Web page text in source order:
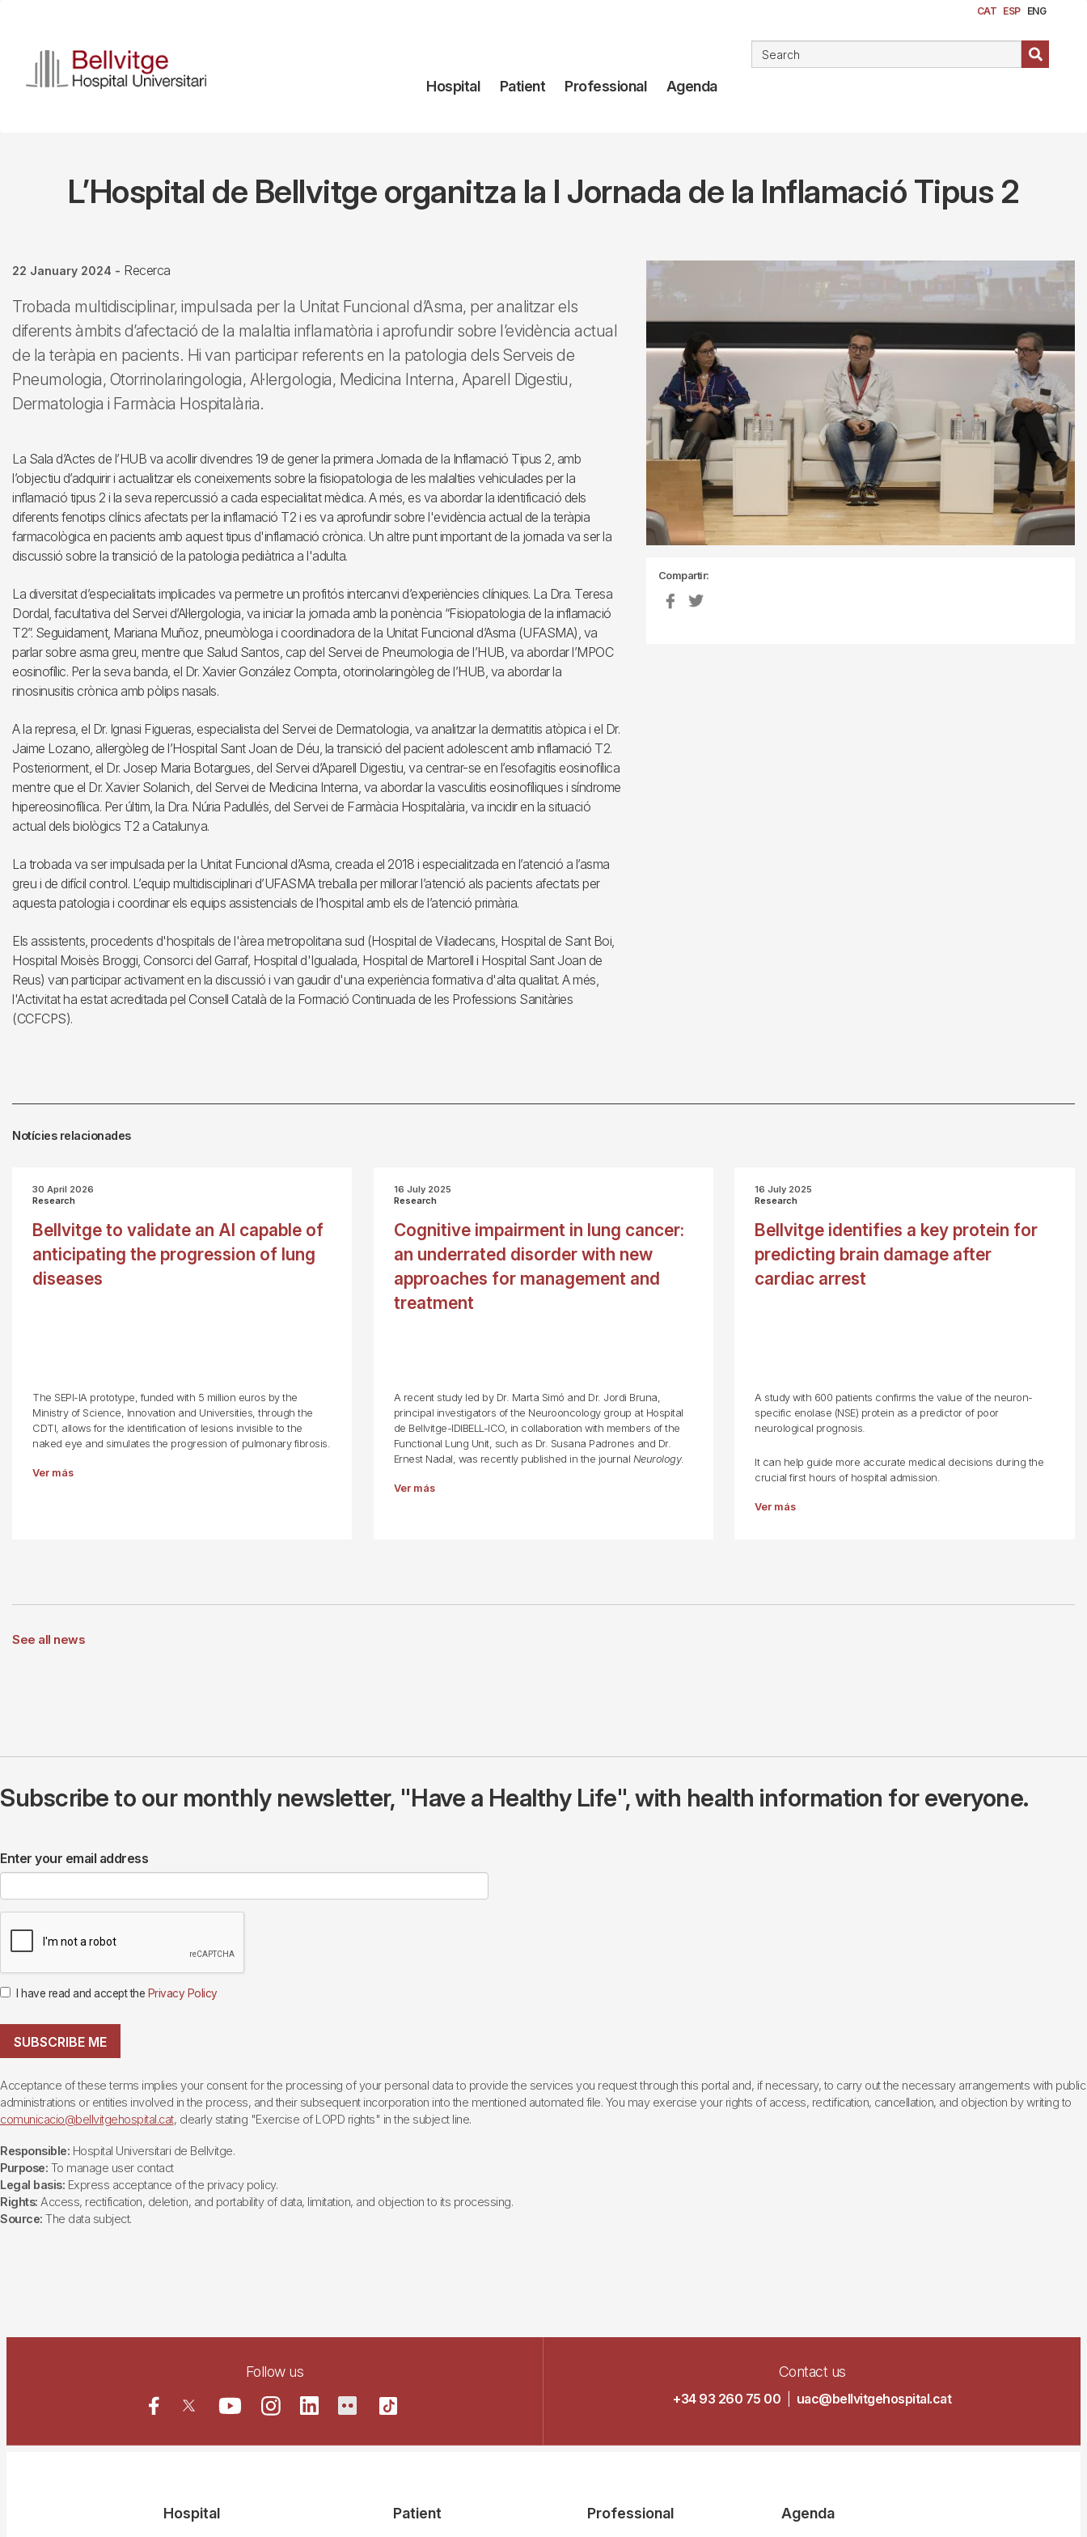
content
CAT ESP ENG
Navegación
Hospital Patient Professional Agenda
L’Hospital de Bellvitge organitza la I Jornada de la Inflamació Tipus 2
22 January 2024 - Recerca
Trobada multidisciplinar, impulsada per la Unitat Funcional d’Asma, per analitzar els
diferents àmbits d’afectació de la malaltia inflamatòria i aprofundir sobre l’evidència actual
de la teràpia en pacients. Hi van participar referents en la patologia dels Serveis de
Pneumologia, Otorrinolaringologia, Al·lergologia, Medicina Interna, Aparell Digestiu,
Dermatologia i Farmàcia Hospitalària.
La Sala d’Actes de l’HUB va acollir divendres 19 de gener la primera Jornada de la Inflamació Tipus 2, amb
l’objectiu d’adquirir i actualitzar els coneixements sobre la fisiopatologia de les malalties vehiculades per la
inflamació tipus 2 i la seva repercussió a cada especialitat mèdica. A més, es va abordar la identificació dels
diferents fenotips clínics afectats per la inflamació T2 i es va aprofundir sobre l'evidència actual de la teràpia
farmacològica en pacients amb aquest tipus d'inflamació crònica. Un altre punt important de la jornada va ser la
discussió sobre la transició de la patologia pediàtrica a l'adulta.
La diversitat d’especialitats implicades va permetre un profitós intercanvi d’experiències clíniques. La Dra. Teresa
Dordal, facultativa del Servei d’Al·lergologia, va iniciar la jornada amb la ponència “Fisiopatologia de la inflamació
T2”. Seguidament, Mariana Muñoz, pneumòloga i coordinadora de la Unitat Funcional d’Asma (UFASMA), va
parlar sobre asma greu, mentre que Salud Santos, cap del Servei de Pneumologia de l’HUB, va abordar l’MPOC
eosinofílic. Per la seva banda, el Dr. Xavier González Compta, otorinolaringòleg de l’HUB, va abordar la
rinosinusitis crònica amb pòlips nasals.
A la represa, el Dr. Ignasi Figueras, especialista del Servei de Dermatologia, va analitzar la dermatitis atòpica i el Dr.
Jaime Lozano, al·lergòleg de l’Hospital Sant Joan de Déu, la transició del pacient adolescent amb inflamació T2.
Posteriorment, el Dr. Josep Maria Botargues, del Servei d’Aparell Digestiu, va centrar-se en l’esofagitis eosinofílica
mentre que el Dr. Xavier Solanich, del Servei de Medicina Interna, va abordar la vasculitis eosinofíliques i síndrome
hipereosinofílica. Per últim, la Dra. Núria Padullés, del Servei de Farmàcia Hospitalària, va incidir en la situació
actual dels biològics T2 a Catalunya.
La trobada va ser impulsada per la Unitat Funcional d’Asma, creada el 2018 i especialitzada en l’atenció a l’asma
greu i de difícil control. L’equip multidisciplinari d’UFASMA treballa per millorar l’atenció als pacients afectats per
aquesta patologia i coordinar els equips assistencials de l’hospital amb els de l’atenció primària.
Els assistents, procedents d'hospitals de l'àrea metropolitana sud (Hospital de Viladecans, Hospital de Sant Boi,
Hospital Moisès Broggi, Consorci del Garraf, Hospital d'Igualada, Hospital de Martorell i Hospital Sant Joan de
Reus) van participar activament en la discussió i van gaudir d'una experiència formativa d'alta qualitat. A més,
l'Activitat ha estat acreditada pel Consell Català de la Formació Continuada de les Professions Sanitàries
(CCFCPS).
Compartir:
Notícies relacionades
30 April 2026
Research
Bellvitge to validate an AI capable of
anticipating the progression of lung
diseases
The SEPI-IA prototype, funded with 5 million euros by the
Ministry of Science, Innovation and Universities, through the
CDTI, allows for the identification of lesions invisible to the
naked eye and simulates the progression of pulmonary fibrosis.
Ver más
16 July 2025
Research
Cognitive impairment in lung cancer:
an underrated disorder with new
approaches for management and
treatment
A recent study led by Dr. Marta Simó and Dr. Jordi Bruna,
principal investigators of the Neurooncology group at Hospital
de Bellvitge-IDIBELL-ICO, in collaboration with members of the
Functional Lung Unit, such as Dr. Susana Padrones and Dr.
Ernest Nadal, was recently published in the journal Neurology.
Ver más
16 July 2025
Research
Bellvitge identifies a key protein for
predicting brain damage after
cardiac arrest
A study with 600 patients confirms the value of the neuron-
specific enolase (NSE) protein as a predictor of poor
neurological prognosis.
It can help guide more accurate medical decisions during the
crucial first hours of hospital admission.
Ver más
See all news
Subscribe to our monthly newsletter, "Have a Healthy Life", with health information for everyone.
Enter your email address
I have read and accept the Privacy Policy
SUBSCRIBE ME
Acceptance of these terms implies your consent for the processing of your personal data to provide the services you request through this portal and, if necessary, to carry out the necessary arrangements with public
administrations or entities involved in the process, and their subsequent incorporation into the mentioned automated file. You may exercise your rights of access, rectification, cancellation, and objection by writing to
comunicacio@bellvitgehospital.cat, clearly stating "Exercise of LOPD rights" in the subject line.
Responsible: Hospital Universitari de Bellvitge.
Purpose: To manage user contact
Legal basis: Express acceptance of the privacy policy.
Rights: Access, rectification, deletion, and portability of data, limitation, and objection to its processing.
Source: The data subject.
Follow us Contact us
+34 93 260 75 00 uac@bellvitgehospital.cat
Hospital Patient Professional Agenda